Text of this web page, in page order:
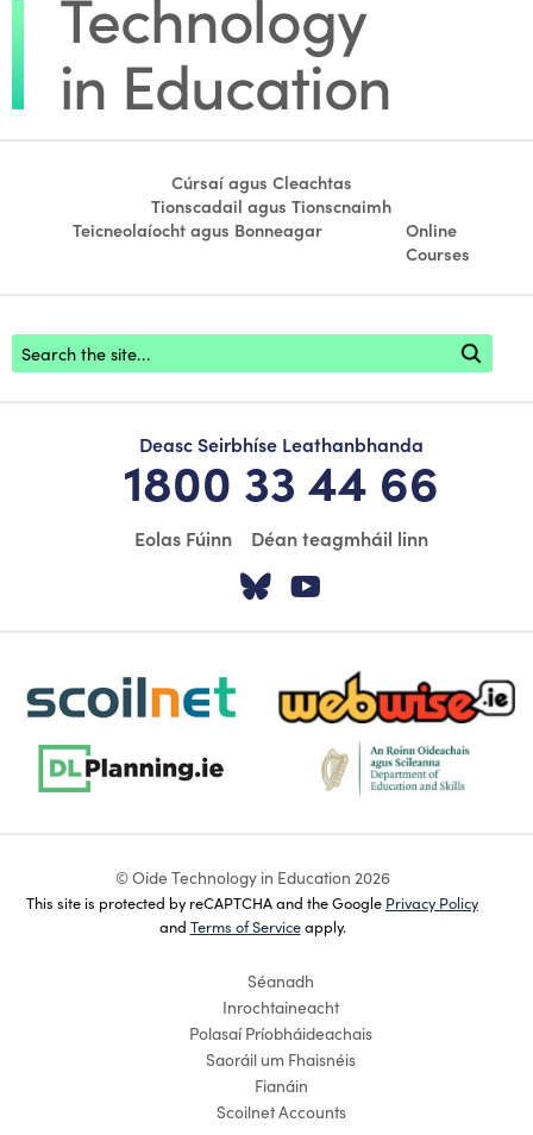
Cúrsaí agus Cleachtas
Tionscadail agus Tionscnaimh
Teicneolaíocht agus Bonneagar
Online
Courses
Footer search
Deasc Seirbhíse Leathanbhanda
1800 33 44 66
Eolas Fúinn Déan teagmháil linn
Tabhair cuairt ar
scoilnet-footer-logo3 webwise-logo-sticky
dlplanning-footer-logo-5 dept-education-footer-
© Oide Technology in Education 2026
This site is protected by reCAPTCHA and the Google Privacy Policy
and Terms of Serviceapply.
Séanadh
Inrochtaineacht
Polasaí Príobháideachais
Saoráil um Fhaisnéis
Fianáin
Scoilnet Accounts